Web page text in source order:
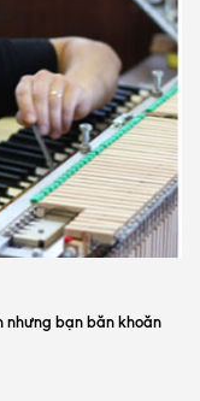
nhưng bạn băn khoăn